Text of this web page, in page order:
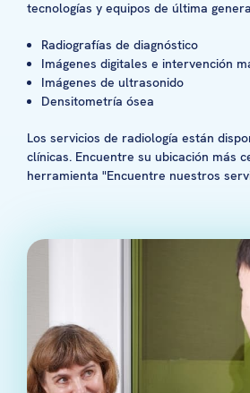
tecnologías y equipos de última
Radiografías de diagnóstico
Imágenes digitales e intervención
Imágenes de ultrasonido
Densitometría ósea
Los servicios de radiología están
clínicas. Encuentre su ubicación más
herramienta "Encuentre nuestros